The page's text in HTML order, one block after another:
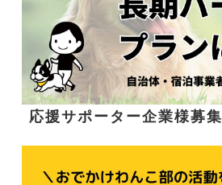
応援サポーター企業様募集